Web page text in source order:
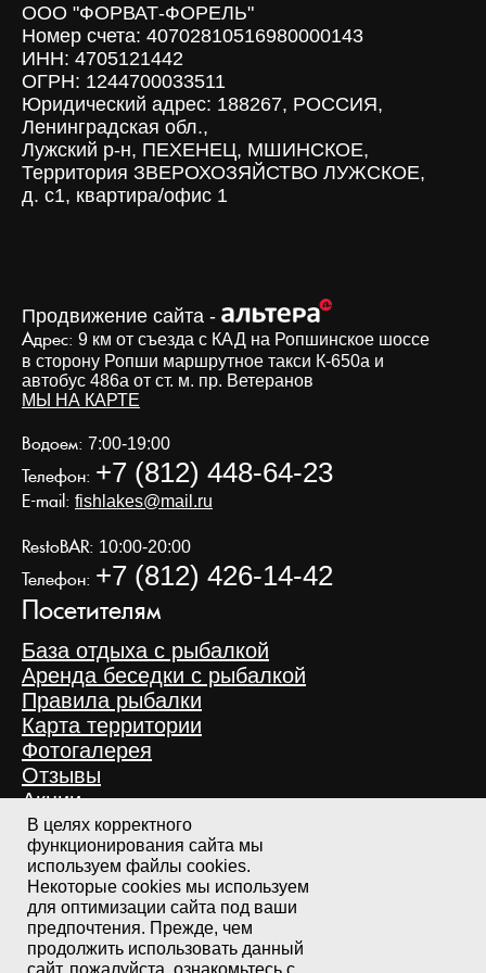
ООО "ФОРВАТ-ФОРЕЛЬ"
Номер счета: 40702810516980000143
ИНН: 4705121442
ОГРН: 1244700033511
Юридический адрес: 188267, РОССИЯ,
Ленинградская обл.,
Лужский р-н, ПЕХЕНЕЦ, МШИНСКОЕ,
Территория ЗВЕРОХОЗЯЙСТВО ЛУЖСКОЕ,
д. с1, квартира/офис 1
Продвижение сайта -
Посетителям
База отдыха с рыбалкой
Аренда беседки с рыбалкой
Правила рыбалки
Карта территории
Фотогалерея
Отзывы
Акции
Новости
Статьи
Политика конфиденциальности
Пользовательское соглашение
Адрес: 9 км от съезда с КАД на Ропшинское шоссе
в сторону Ропши маршрутное такси К-650а и
автобус 486а от ст. м. пр. Ветеранов
МЫ НА КАРТЕ
Водоем: 7:00-19:00
Телефон: +7 (812) 448-64-23
E-mail: fishlakes@mail.ru
RestoBAR: 10:00-20:00
Телефон: +7 (812) 426-14-42
В целях корректного
функционирования сайта мы
используем файлы cookies.
Некоторые cookies мы используем
для оптимизации сайта под ваши
предпочтения. Прежде, чем
продолжить использовать данный
сайт, пожалуйста, ознакомьтесь с